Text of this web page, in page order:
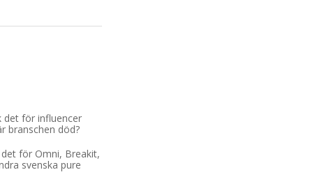
det för influencer
branschen död?
för Omni, Breakit,
svenska pure